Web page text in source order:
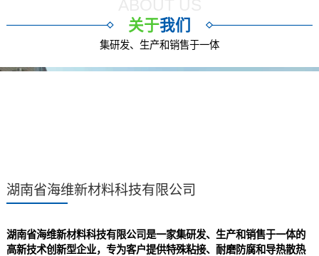
关于我们
集研发、生产和销售于一体
湖南省海维新材料科技有限公司
湖南省海维新材料科技有限公司是一家集研发、生产和销售于一体的
高新技术创新型企业，专为客户提供特殊粘接、耐磨防腐和导热散热